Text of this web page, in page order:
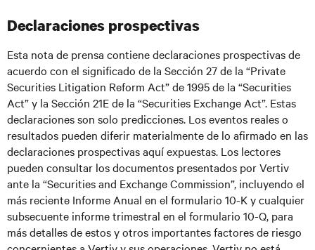
Declaraciones prospectivas
Esta nota de prensa contiene declaraciones prospectivas de
acuerdo con el significado de la Sección 27 de la “Private
Securities Litigation Reform Act” de 1995 de la “Securities
Act” y la Sección 21E de la “Securities Exchange Act”. Estas
declaraciones son solo predicciones. Los eventos reales o
resultados pueden diferir materialmente de lo afirmado en las
declaraciones prospectivas aquí expuestas. Los lectores
pueden consultar los documentos presentados por Vertiv
ante la “Securities and Exchange Commission”, incluyendo el
más reciente Informe Anual en el formulario 10-K y cualquier
subsecuente informe trimestral en el formulario 10-Q, para
más detalles de estos y otros importantes factores de riesgo